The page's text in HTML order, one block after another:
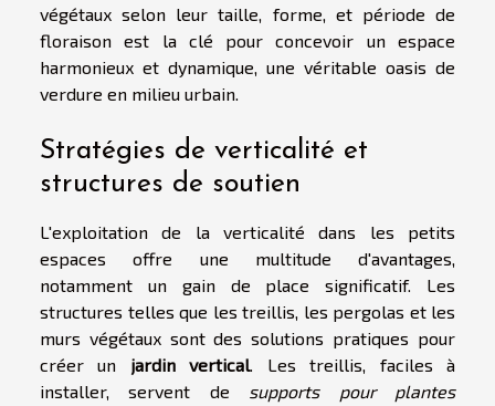
végétaux selon leur taille, forme, et période de
floraison est la clé pour concevoir un espace
harmonieux et dynamique, une véritable oasis de
verdure en milieu urbain.
Stratégies de verticalité et
structures de soutien
L'exploitation de la verticalité dans les petits
espaces offre une multitude d'avantages,
notamment un gain de place significatif. Les
structures telles que les treillis, les pergolas et les
murs végétaux sont des solutions pratiques pour
créer un jardin vertical. Les treillis, faciles à
installer, servent de supports pour plantes